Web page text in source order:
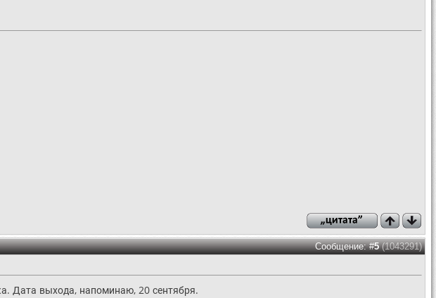
Сообщение: #5(1043291)
Дата выхода, напоминаю, 20 сентября.